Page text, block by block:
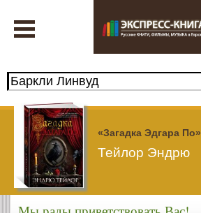
«Загадка Эдгара По»
Тейлор Эндрю